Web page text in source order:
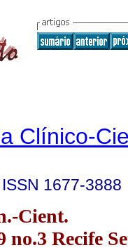
Clínico-
ISSN 1677-3888
Cient.
Recife